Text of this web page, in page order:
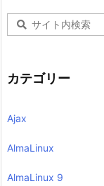
カテゴリー
Ajax
AlmaLinux
AlmaLinux 9